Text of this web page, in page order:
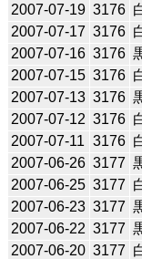
2007-07-19 3176
2007-07-17 3176
2007-07-16 3176
2007-07-15 3176
2007-07-13 3176
2007-07-12 3176
2007-07-11 3176
2007-06-26 3177
2007-06-25 3177
2007-06-23 3177
2007-06-22 3177
2007-06-20 3177